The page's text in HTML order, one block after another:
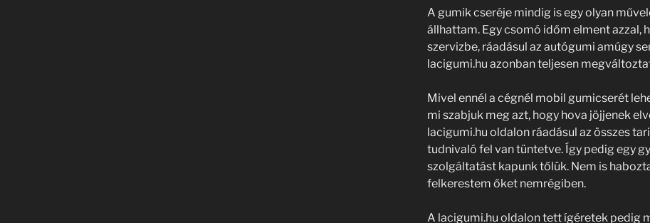
A gumik cseréje mindig is egy olyan
állhattam. Egy csomó időm elment azzal,
szervizbe, ráadásul az autógumi amúgy
lacigumi.hu azonban teljesen
Mivel ennél a cégnél mobil gumicserét
mi szabjuk meg azt, hogy hova jöjjenek
lacigumi.hu oldalon ráadásul az összes
tudnivaló fel van tüntetve. Így pedig egy
szolgáltatást kapunk tőlük. Nem is
felkerestem őket nemrégiben.
A lacigumi.hu oldalon tett ígéretek pedig